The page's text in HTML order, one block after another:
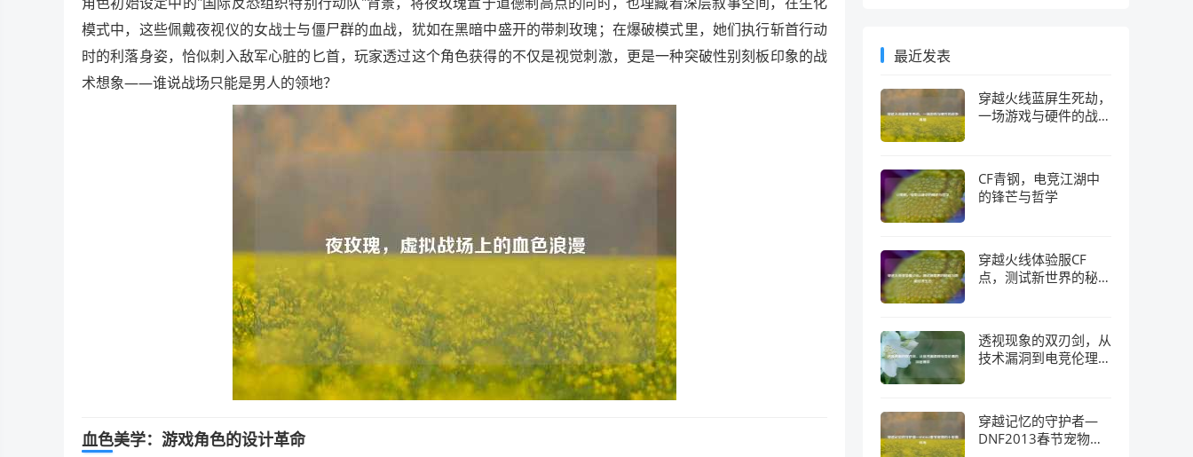
模式中，这些佩戴夜视仪的女战士与僵尸群的血战，犹如在黑暗中盛开的带刺玫瑰；在爆破模式里，她们执行斩首行动
时的利落身姿，恰似刺入敌军心脏的匕首，玩家透过这个角色获得的不仅是视觉刺激，更是一种突破性别刻板印象的战
术想象——谁说战场只能是男人的领地？
血色美学：游戏角色的设计革命
最近发表
穿越火线蓝屏生死劫，
一场游戏与硬件的战争
CF青钢，电竞江湖中
的锋芒与哲学
穿越火线体验服CF
点，测试新世界的秘钥
透视现象的双刃剑，从
技术漏洞到电竞伦理的
穿越记忆的守护者—
DNF2013春节宠物的